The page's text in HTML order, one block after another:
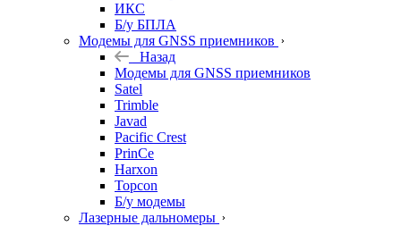
ИКС
Б/у БПЛА
Модемы для GNSS приемников
Назад
Модемы для GNSS приемников
Satel
Trimble
Javad
Pacific Crest
PrinCe
Harxon
Topcon
Б/у модемы
Лазерные дальномеры